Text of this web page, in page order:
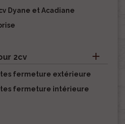
Dyane et Acadiane
2cv 
fermeture extérieure
fermeture intérieure